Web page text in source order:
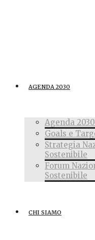
AGENDA 2030
Agenda
Goals e
Strategia
Sostenibile
Forum
Sostenibile
CHI SIAMO